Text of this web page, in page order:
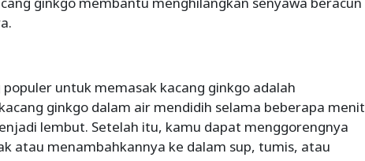
populer untuk memasak kacang ginkgo adalah
ginkgo dalam air mendidih selama beberapa menit
lembut. Setelah itu, kamu dapat menggorengnya
atau menambahkannya ke dalam sup, tumis, atau